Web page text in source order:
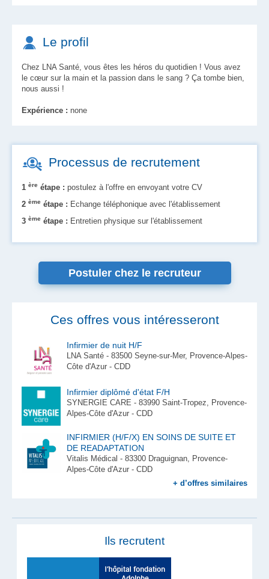
Le profil
Chez LNA Santé, vous êtes les héros du quotidien ! Vous avez
le cœur sur la main et la passion dans le sang ? Ça tombe bien,
nous aussi !
Expérience : none
Processus de recrutement
1 ère étape : postulez à l'offre en envoyant votre CV
2 ème étape : Echange téléphonique avec l'établissement
3 ème étape : Entretien physique sur l'établissement
Postuler chez le recruteur
Ces offres vous intéresseront
Infirmier de nuit H/F
LNA Santé - 83500 Seyne-sur-Mer, Provence-Alpes-
Côte d'Azur - CDD
Infirmier diplômé d'état F/H
SYNERGIE CARE - 83990 Saint-Tropez, Provence-
Alpes-Côte d'Azur - CDD
INFIRMIER (H/F/X) EN SOINS DE SUITE ET
DE READAPTATION
Vitalis Médical - 83300 Draguignan, Provence-
Alpes-Côte d'Azur - CDD
+ d’offres similaires
Ils recrutent